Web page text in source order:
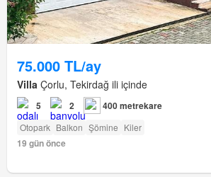
75.000 TL/ay
Villa Çorlu, Tekirdağ ili içinde
5 2 400 metrekare
Otopark Balkon Şömine Kiler
19 gün önce